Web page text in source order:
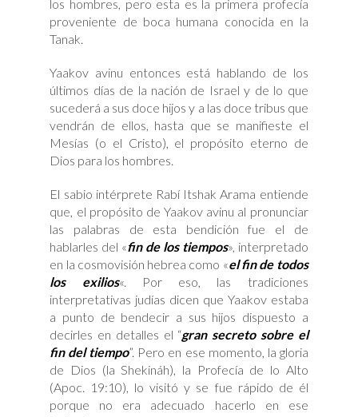
los hombres, pero esta es la primera profecía
proveniente de boca humana conocida en la
Tanak.
Yaakov avinu entonces está hablando de los
últimos días de la nación de Israel y de lo que
sucederá a sus doce hijos y a las doce tribus que
vendrán de ellos, hasta que se manifieste el
Mesías (o el Cristo), el propósito eterno de
Dios para los hombres.
El sabio intérprete Rabí Itshak Arama entiende
que, el propósito de Yaakov avinu al pronunciar
las palabras de esta bendición fue el de
hablarles del «fin de los tiempos», interpretado
en la cosmovisión hebrea como «el fin de todos
los exilios«. Por eso, las tradiciones
interpretativas judías dicen que Yaakov estaba
a punto de bendecir a sus hijos dispuesto a
decirles en detalles el “gran secreto sobre el
fin del tiempo”. Pero en ese momento, la gloria
de Dios (la Shekináh), la Profecía de lo Alto
(Apoc. 19:10), lo visitó y se fue rápido de él
porque no era adecuado hacerlo en ese